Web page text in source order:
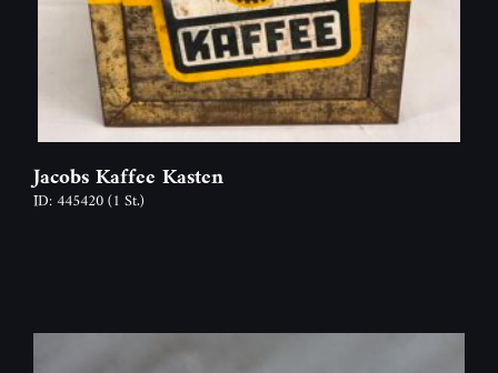
Jacobs Kaffee Kasten
ID: 445420(1 St.)